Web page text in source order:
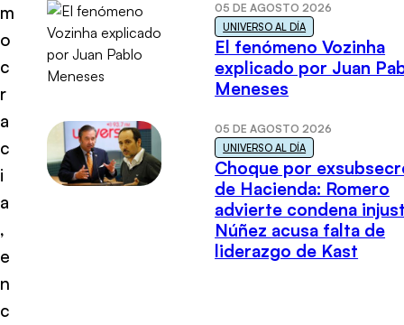
m
o
c
r
a
c
i
a
,
e
n
c
05 DE AGOSTO 2026
UNIVERSO AL DÍA
El fenómeno Vozinha
explicado por Juan
Meneses
05 DE AGOSTO 2026
UNIVERSO AL DÍA
Choque por
de Hacienda: Romero
advierte condena
Núñez acusa falta de
liderazgo de Kast